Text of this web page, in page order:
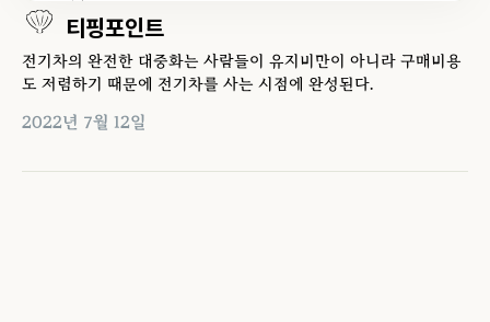
티핑포인트
전기차의 완전한 대중화는 사람들이 유지비만이 아니라 구매비용
도 저렴하기 때문에 전기차를 사는 시점에 완성된다.
2022년 7월 12일